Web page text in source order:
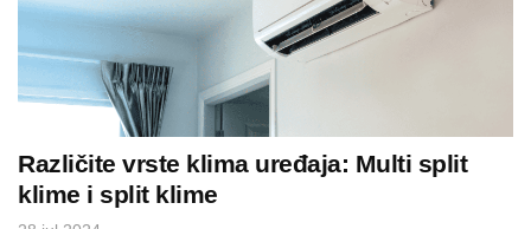
Različite vrste klima uređaja: Multi split
klime i split klime